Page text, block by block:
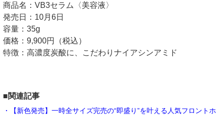
商品名：VB3セラム〈美容液〉
発売日：10月6日
容量：35g
価格：9,900円（税込）
特徴：高濃度炭酸に、こだわりナイアシンアミド
■関連記事
・【新色発売】一時全サイズ完売の“即盛り”を叶える人気フロントホ